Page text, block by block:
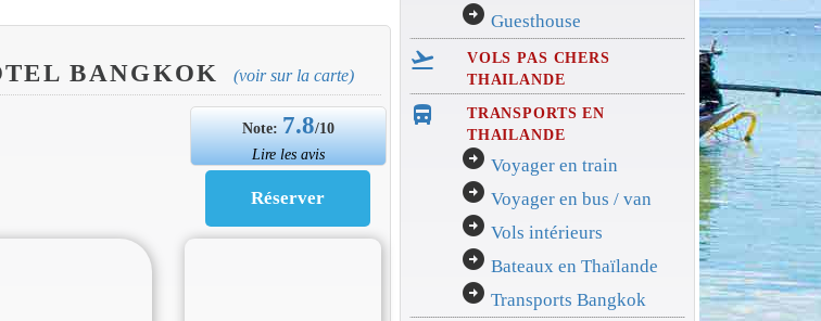
BANGKOK (voir sur la carte)
Note: 7.8/10
Lire les avis
arrow_circle_right Guesthouse
flight_takeoff
VOLS PAS CHERS
THAILANDE
directions_bus_filled
TRANSPORTS EN
THAILANDE
arrow_circle_right Voyager en train
arrow_circle_right Voyager en bus / van
arrow_circle_right Vols intérieurs
arrow_circle_right Bateaux en Thaïlande
arrow_circle_right Transports Bangkok